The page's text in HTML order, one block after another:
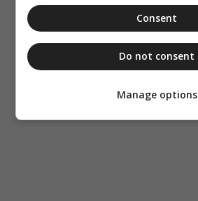
Consent
Do not consent
Manage options